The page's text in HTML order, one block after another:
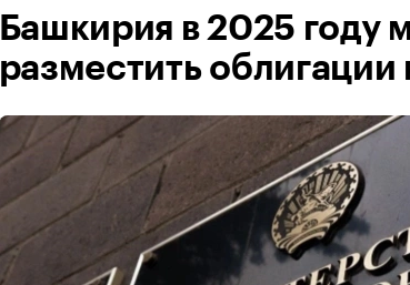
Башкирия в 2025 году
разместить облигации